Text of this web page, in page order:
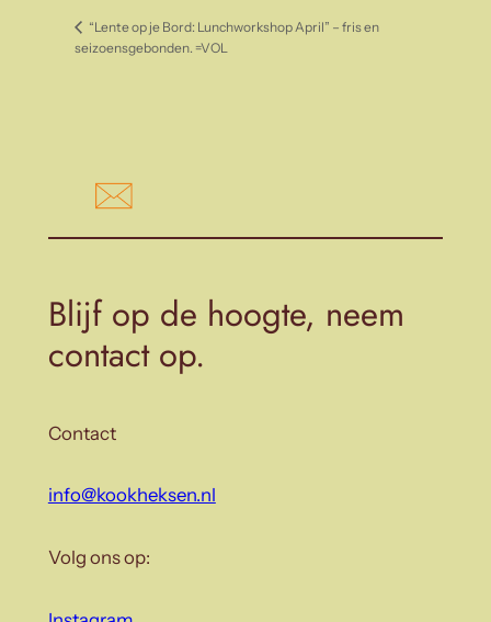
“Lente op je Bord: Lunchworkshop April” – fris en
seizoensgebonden. =VOL
Blijf op de hoogte, neem
contact op.
Contact
info@kookheksen.nl
Volg ons op: